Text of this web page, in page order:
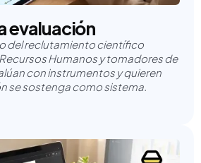
evaluación
del reclutamiento científico
Humanos y tomadores de
con instrumentos y quieren
se sostenga como sistema.